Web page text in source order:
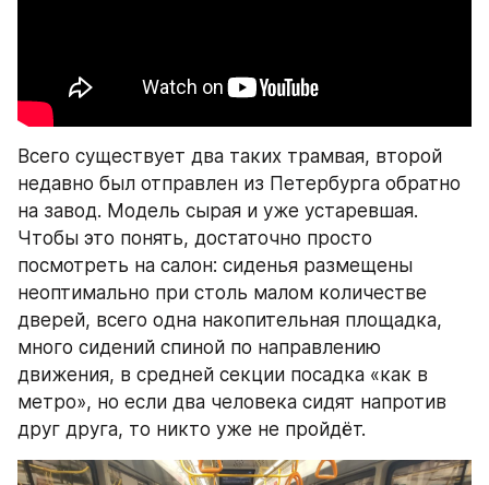
Всего существует два таких трамвая, второй
недавно был отправлен из Петербурга обратно
на завод. Модель сырая и уже устаревшая.
Чтобы это понять, достаточно просто
посмотреть на салон: сиденья размещены
неоптимально при столь малом количестве
дверей, всего одна накопительная площадка,
много сидений спиной по направлению
движения, в средней секции посадка «как в
метро», но если два человека сидят напротив
друг друга, то никто уже не пройдёт.